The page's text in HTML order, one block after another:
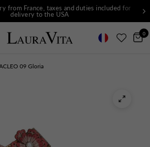
from France, taxes and duties included for
delivery to the USA
0
09 Gloria